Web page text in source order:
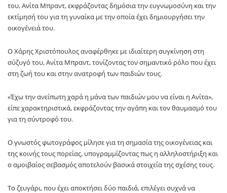
του,Ανίτα Μπραντ, εκφράζοντας δημόσια την ευγνωμοσύνη και την
εκτίμησή του για τη γυναίκα με την οποία έχει δημιουργήσει την
οικογένειά του.
ΟΧάρης Χριστόπουλοςαναφέρθηκε με ιδιαίτερη συγκίνηση στη
σύζυγό του,Ανίτα Μπραντ, τονίζοντας τον σημαντικό ρόλο που έχει
στη ζωή του και στην ανατροφή των παιδιών τους.
«Έχω την ανείπωτη χαρά η μάνα των παιδιών μου να είναι η Ανίτα»,
είπε χαρακτηριστικά, εκφράζοντας την αγάπη και τον θαυμασμό του
για τη σύντροφό του.
Ο γνωστός φωτογράφος μίλησε για τη σημασία της οικογένειας και
της κοινής τους πορείας, υπογραμμίζοντας πως η αλληλοστήριξη και
ο αμοιβαίος σεβασμός αποτελούν βασικά στοιχεία της σχέσης τους.
Το ζευγάρι, που έχει αποκτήσει δύο παιδιά, επιλέγει συχνά να